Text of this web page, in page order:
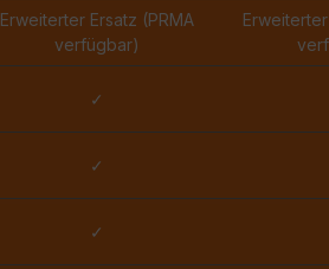
Erweiterter Ersatz (PRMA
verfügbar)
✓
✓
✓